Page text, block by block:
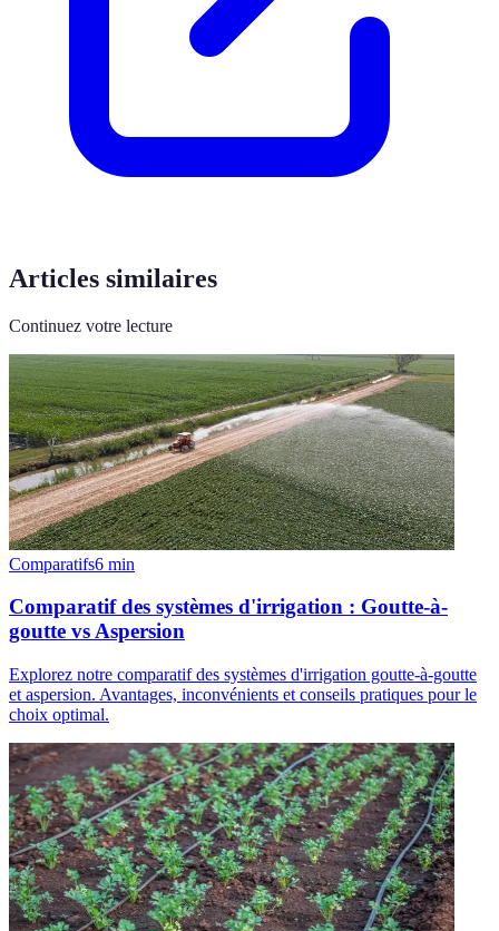
Articles similaires
Continuez votre lecture
Comparatifs6 min
Comparatif des systèmes d'irrigation : Goutte-à-
goutte vs Aspersion
Explorez notre comparatif des systèmes d'irrigation goutte-à-goutte
et aspersion. Avantages, inconvénients et conseils pratiques pour le
choix optimal.